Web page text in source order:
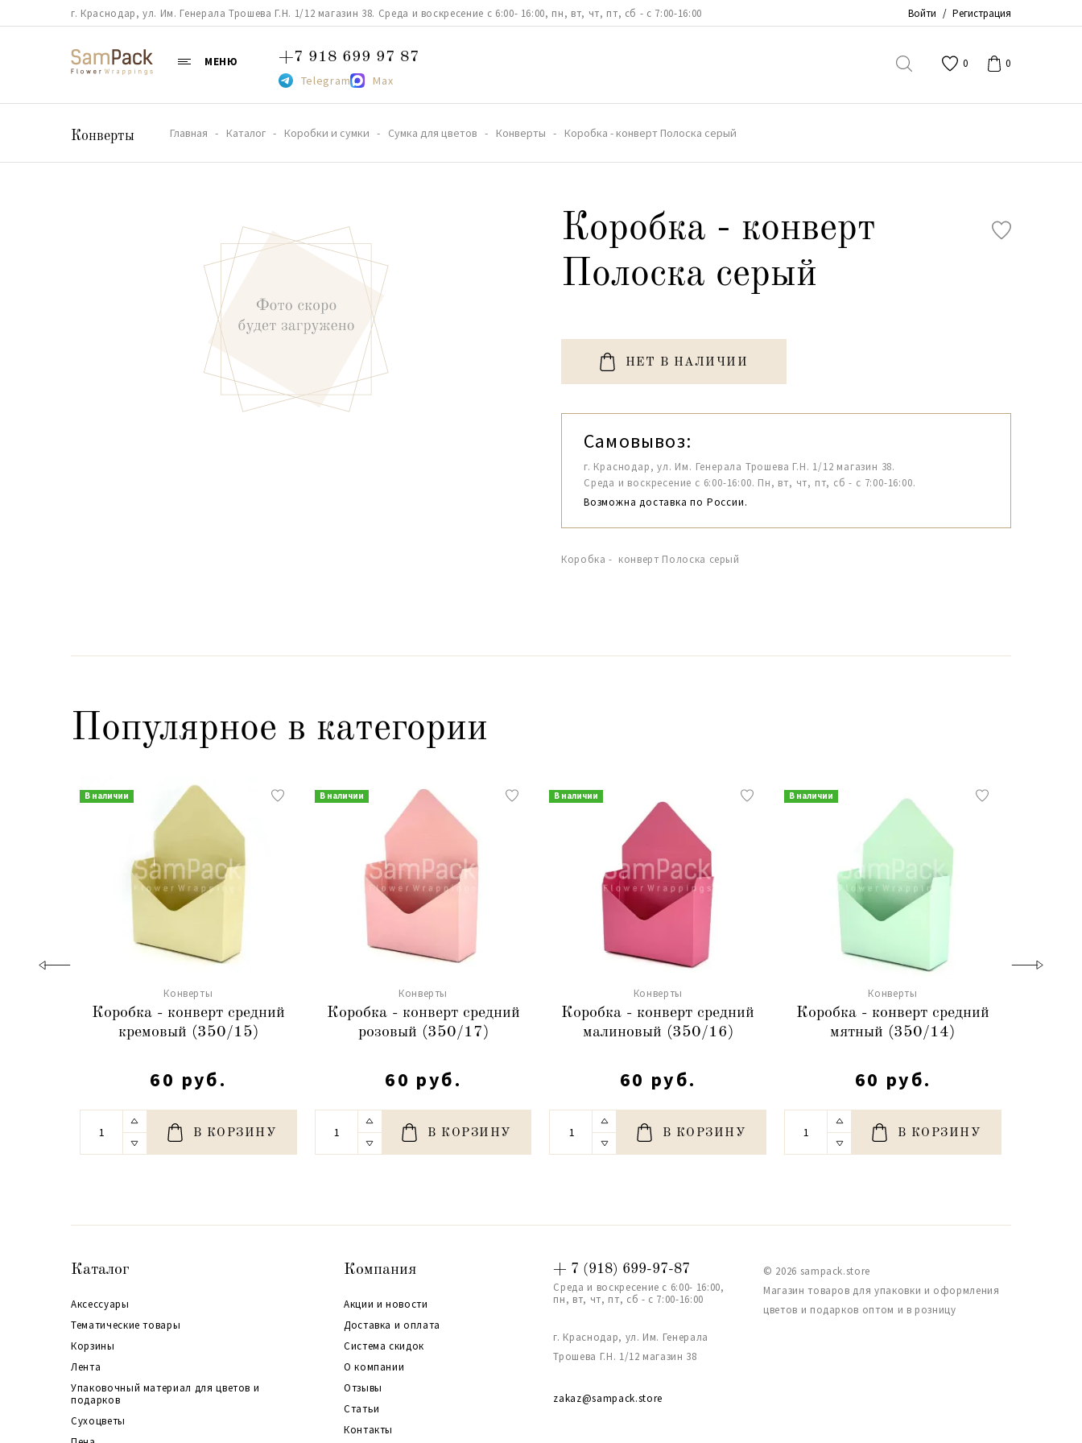
г. Краснодар, ул. Им. Генерала Трошева Г.Н. 1/12 магазин 38. Среда и воскресение с 6:00- 16:00, пн, вт, чт, пт, сб - с 7:00-16:00 Войти / Регистрация
МЕНЮ +7 918 699 97 87
Telegram Max
0 0
Конверты Главная Каталог Коробки и сумки Сумка для цветов Конверты Коробка - конверт Полоска серый
Коробка - конверт
Полоска серый
НЕТ В НАЛИЧИИ
Самовывоз:
г. Краснодар, ул. Им. Генерала Трошева Г.Н. 1/12 магазин 38.
Среда и воскресение с 6:00-16:00. Пн, вт, чт, пт, сб - с 7:00-16:00.
Возможна доставка по России.
Коробка - конверт Полоска серый
Популярное в категории
В наличии
Конверты
Коробка - конверт средний
кремовый (350/15)
60 руб.
В КОРЗИНУ
В наличии
Конверты
Коробка - конверт средний
розовый (350/17)
60 руб.
В КОРЗИНУ
В наличии
Конверты
Коробка - конверт средний
малиновый (350/16)
60 руб.
В КОРЗИНУ
В наличии
Конверты
Коробка - конверт средний
мятный (350/14)
60 руб.
В КОРЗИНУ
Каталог
Аксессуары
Тематические товары
Корзины
Лента
Упаковочный материал для цветов и
подарков
Сухоцветы
Компания
Акции и новости
Доставка и оплата
Система скидок
О компании
Отзывы
Статьи
Контакты
+ 7 (918) 699-97-87
Среда и воскресение с 6:00- 16:00,
пн, вт, чт, пт, сб - с 7:00-16:00
г. Краснодар, ул. Им. Генерала
Трошева Г.Н. 1/12 магазин 38
zakaz@sampack.store
© 2026 sampack.store
Магазин товаров для упаковки и оформления
цветов и подарков оптом и в розницу